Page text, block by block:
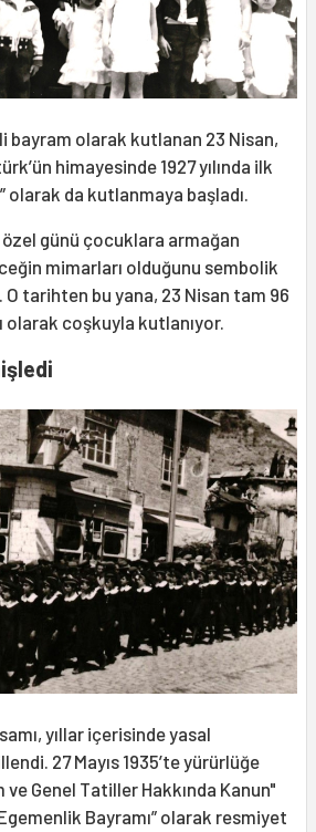
bayram olarak kutlanan 23 Nisan,
himayesinde 1927 yılında ilk
olarak da kutlanmaya başladı.
günü çocuklara armağan
mimarları olduğunu sembolik
O tarihten bu yana, 23 Nisan tam 96
olarak coşkuyla kutlanıyor.
yıllar içerisinde yasal
27 Mayıs 1935’te yürürlüğe
Genel Tatiller Hakkında Kanun"
Bayramı” olarak resmiyet